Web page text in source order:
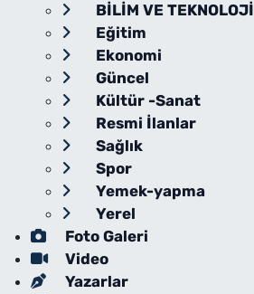
BİLİM VE TEKNOLOJİ
Eğitim
Ekonomi
Güncel
Kültür -Sanat
Resmi İlanlar
Sağlık
Spor
Yemek-yapma
Yerel
Foto Galeri
Video
Yazarlar